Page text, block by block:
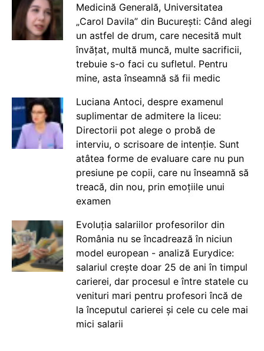
Medicină Generală, Universitatea
„Carol Davila” din București: Când alegi
un astfel de drum, care necesită mult
învățat, multă muncă, multe sacrificii,
trebuie s-o faci cu sufletul. Pentru
mine, asta înseamnă să fii medic
Luciana Antoci, despre examenul
suplimentar de admitere la liceu:
Directorii pot alege o probă de
interviu, o scrisoare de intenție. Sunt
atâtea forme de evaluare care nu pun
presiune pe copii, care nu înseamnă să
treacă, din nou, prin emoțiile unui
examen
Evoluția salariilor profesorilor din
România nu se încadrează în niciun
model european - analiză Eurydice:
salariul crește doar 25 de ani în timpul
carierei, dar procesul e între statele cu
venituri mari pentru profesori încă de
la începutul carierei și cele cu cele mai
mici salarii